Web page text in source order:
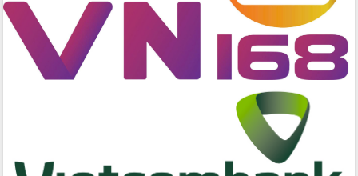
Lãnh đạo tỉnh dâng hương tưởng niệm
tại Đập Đồng Cam đầu Xuân Bính Ngọ
Ngành nông nghiệp phấn đấu tăng
trưởng đạt 5,86% trong năm 2026
UBND tỉnh Đắk Lắk triển khai công tác
Đoàn thanh tra EC